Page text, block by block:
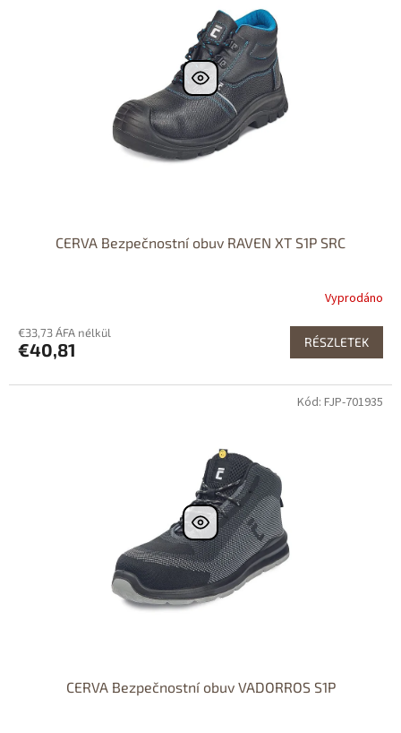
CERVA Bezpečnostní obuv RAVEN XT S1P SRC
Vyprodáno
€33,73 ÁFA nélkül
€40,81 RÉSZLETEK
CERVA Bezpečnostní obuv VADORROS S1P
Kód: FJP-701935